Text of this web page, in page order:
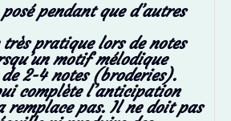
pendant que d’autres
pratique lors de notes
motif mélodique
2-4 notes (broderies).
complète l’anticipation
remplace pas. Il ne doitpas